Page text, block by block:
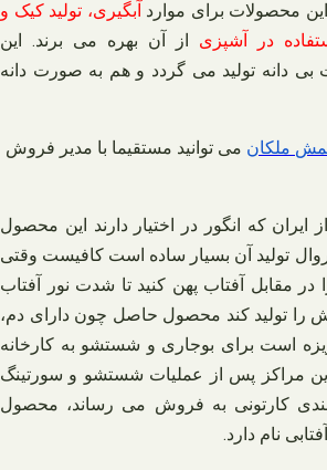
محصولات برای موارد آبگیری، تولید کیک و
در آشپزی از آن بهره می‌ برند. این
دانه تولید می‌ گردد و هم به صورت دانه‌
ملکان می توانید مستقیما با مدیر فروش
ایران که انگور در اختیار دارند این محصول
تولید آن بسیار ساده است کافیست وقتی
در مقابل آفتاب پهن کنید تا شدت نور آفتاب
روز کشمش را تولید کند محصول حاصل چون دارای دم،
است برای بوجاری و شستشو به کارخانه‌
مراکز پس از عملیات شستشو و سورتینگ
بندی کارتونی به فروش می‌ رساند، محصول
نام دارد.